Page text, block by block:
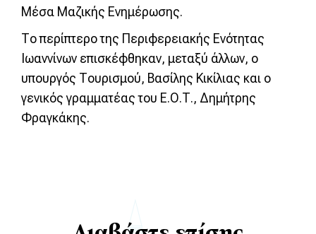
Μέσα Μαζικής Ενημέρωσης.
Το περίπτερο της Περιφερειακής Ενότητας
Ιωαννίνων επισκέφθηκαν, μεταξύ άλλων, ο
υπουργός Τουρισμού, Βασίλης Κικίλιας και ο
γενικός γραμματέας του Ε.Ο.Τ., Δημήτρης
Φραγκάκης.